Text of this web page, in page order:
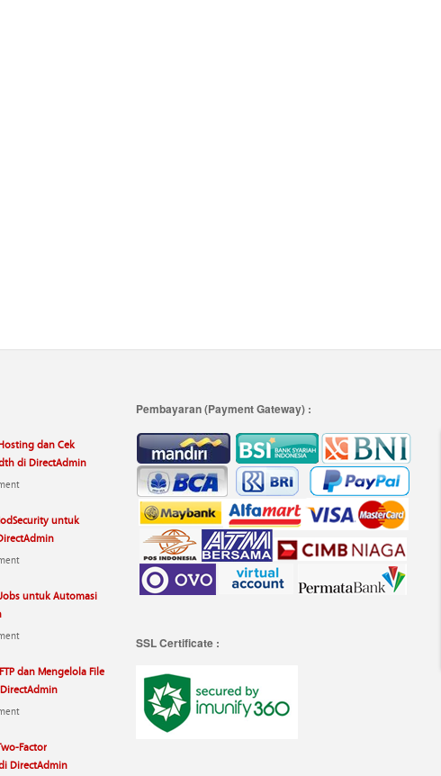
dan Cek
di DirectAdmin
untuk
untuk Automasi
dan Mengelola File
Factor
DirectAdmin
Pembayaran (Payment Gateway) :
SSL Certificate :